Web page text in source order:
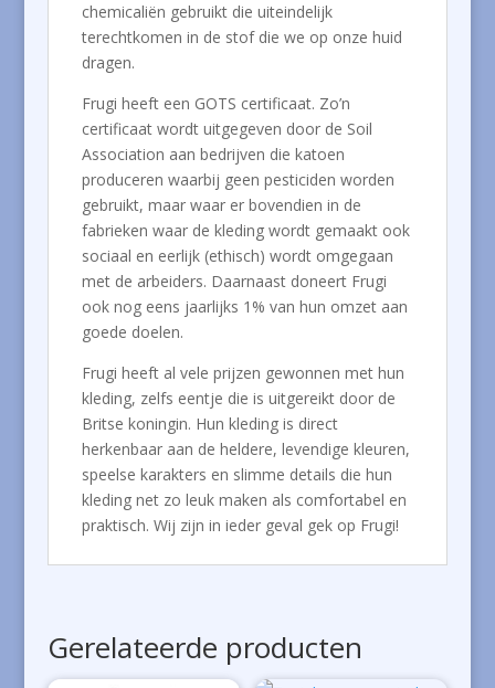
chemicaliën gebruikt die uiteindelijk
terechtkomen in de stof die we op onze huid
dragen.
Frugi heeft een GOTS certificaat. Zo’n
certificaat wordt uitgegeven door de Soil
Association aan bedrijven die katoen
produceren waarbij geen pesticiden worden
gebruikt, maar waar er bovendien in de
fabrieken waar de kleding wordt gemaakt ook
sociaal en eerlijk (ethisch) wordt omgegaan
met de arbeiders. Daarnaast doneert Frugi
ook nog eens jaarlijks 1% van hun omzet aan
goede doelen.
Frugi heeft al vele prijzen gewonnen met hun
kleding, zelfs eentje die is uitgereikt door de
Britse koningin. Hun kleding is direct
herkenbaar aan de heldere, levendige kleuren,
speelse karakters en slimme details die hun
kleding net zo leuk maken als comfortabel en
praktisch. Wij zijn in ieder geval gek op Frugi!
Gerelateerde producten